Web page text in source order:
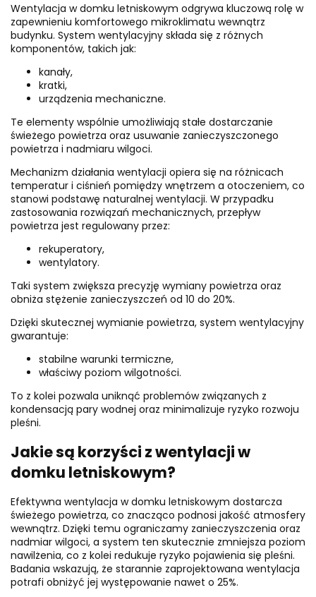
Wentylacja w domku letniskowym odgrywa kluczową rolę w
zapewnieniu komfortowego mikroklimatu wewnątrz
budynku. System wentylacyjny składa się z różnych
komponentów, takich jak:
kanały,
kratki,
urządzenia mechaniczne.
Te elementy wspólnie umożliwiają stałe dostarczanie
świeżego powietrza oraz usuwanie zanieczyszczonego
powietrza i nadmiaru wilgoci.
Mechanizm działania wentylacji opiera się na różnicach
temperatur i ciśnień pomiędzy wnętrzem a otoczeniem, co
stanowi podstawę naturalnej wentylacji. W przypadku
zastosowania rozwiązań mechanicznych, przepływ
powietrza jest regulowany przez:
rekuperatory,
wentylatory.
Taki system zwiększa precyzję wymiany powietrza oraz
obniża stężenie zanieczyszczeń od 10 do 20%.
Dzięki skutecznej wymianie powietrza, system wentylacyjny
gwarantuje:
stabilne warunki termiczne,
właściwy poziom wilgotności.
To z kolei pozwala uniknąć problemów związanych z
kondensacją pary wodnej oraz minimalizuje ryzyko rozwoju
pleśni.
Jakie są korzyści z wentylacji w
domku letniskowym?
Efektywna wentylacja w domku letniskowym dostarcza
świeżego powietrza, co znacząco podnosi jakość atmosfery
wewnątrz. Dzięki temu ograniczamy zanieczyszczenia oraz
nadmiar wilgoci, a system ten skutecznie zmniejsza poziom
nawilżenia, co z kolei redukuje ryzyko pojawienia się pleśni.
Badania wskazują, że starannie zaprojektowana wentylacja
potrafi obniżyć jej występowanie nawet o 25%.